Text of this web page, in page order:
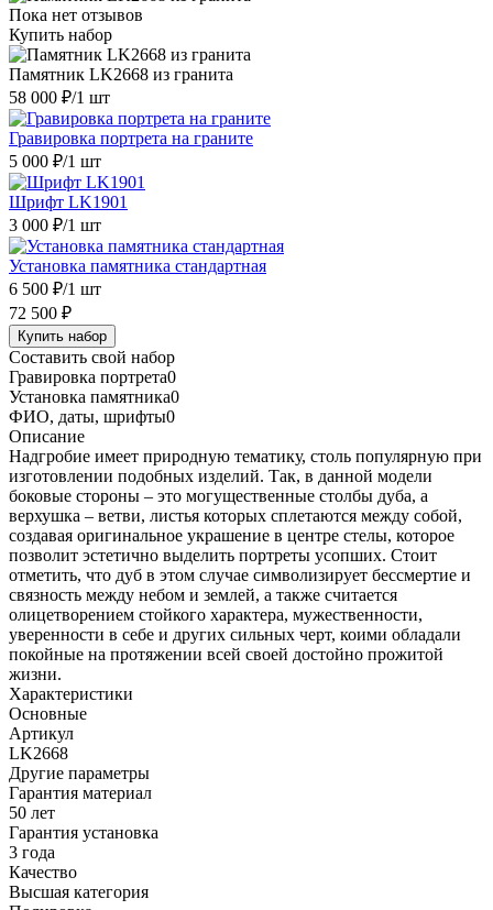
Пока нет отзывов
Купить набор
Памятник LK2668 из гранита
58 000 ₽/1 шт
Гравировка портрета на граните
5 000 ₽/1 шт
Шрифт LK1901
3 000 ₽/1 шт
Установка памятника стандартная
6 500 ₽/1 шт
72 500 ₽
Купить набор
Составить свой набор
Гравировка портрета0
Установка памятника0
ФИО, даты, шрифты0
Описание
Надгробие имеет природную тематику, столь популярную при
изготовлении подобных изделий. Так, в данной модели
боковые стороны – это могущественные столбы дуба, а
верхушка – ветви, листья которых сплетаются между собой,
создавая оригинальное украшение в центре стелы, которое
позволит эстетично выделить портреты усопших. Стоит
отметить, что дуб в этом случае символизирует бессмертие и
связность между небом и землей, а также считается
олицетворением стойкого характера, мужественности,
уверенности в себе и других сильных черт, коими обладали
покойные на протяжении всей своей достойно прожитой
жизни.
Характеристики
Основные
Артикул
LK2668
Другие параметры
Гарантия материал
50 лет
Гарантия установка
3 года
Качество
Высшая категория